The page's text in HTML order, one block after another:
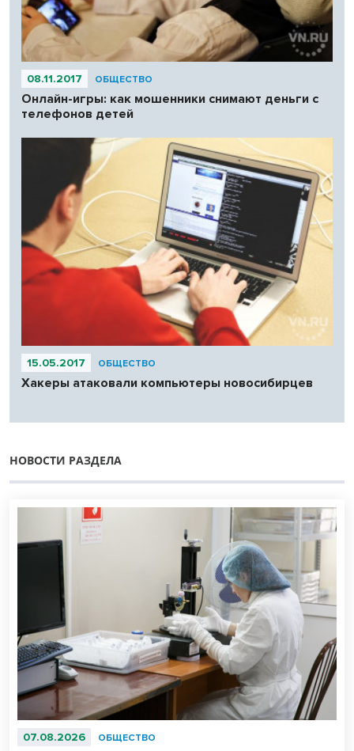
08.11.2017 ОБЩЕСТВО
Онлайн-игры: как мошенники снимают деньги с
телефонов детей
15.05.2017 ОБЩЕСТВО
Хакеры атаковали компьютеры новосибирцев
НОВОСТИ РАЗДЕЛА
07.08.2026 ОБЩЕСТВО